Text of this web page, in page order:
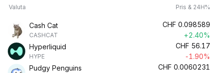
Valuta Pris & 24H%
Cash Cat
CASHCAT
CHF 0.098589
+2.40%
Hyperliquid
HYPE
CHF 56.17
-1.90%
Pudgy Penguins
CHF 0.0060231